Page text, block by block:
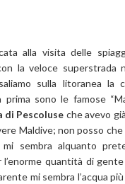
alla visita delle
la veloce superstrada
sulla litoranea la
prima sono le famose
di Pescoluse che avevo
Maldive; non posso
sembra alquanto
quantità di
mi sembra l’acqua